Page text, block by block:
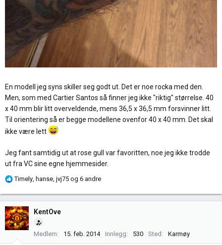
En modell jeg syns skiller seg godt ut. Det er noe rocka med den.
Men, som med Cartier Santos så finner jeg ikke "riktig" størrelse. 40
x 40 mm blir litt overveldende, mens 36,5 x 36,5 mm forsvinner litt.
Til orientering så er begge modellene ovenfor 40 x 40 mm. Det skal
ikke være lett
Jeg fant samtidig ut at rose gull var favoritten, noe jeg ikke trodde
ut fra VC sine egne hjemmesider.
R
k
s
j
Timely, hanse, jvj75 og 6 andre
KentOve
Medlem 15. feb. 2014 Innlegg 530 Sted Karmøy